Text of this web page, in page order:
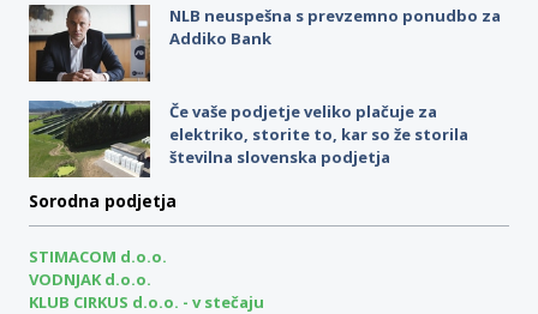
NLB neuspešna s prevzemno ponudbo za
Addiko Bank
Če vaše podjetje veliko plačuje za
elektriko, storite to, kar so že storila
številna slovenska podjetja
Sorodna podjetja
STIMACOM d.o.o.
VODNJAK d.o.o.
KLUB CIRKUS d.o.o. - v stečaju